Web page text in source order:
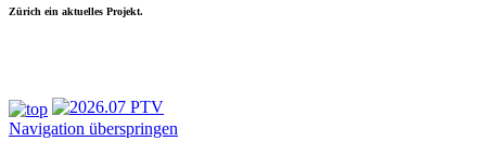
Zürich ein aktuelles Projekt.
Navigation überspringen